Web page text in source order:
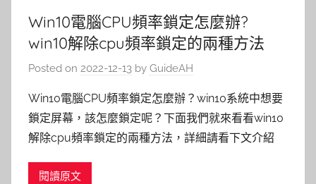
Win10電腦CPU頻率鎖定怎麼辦?
win10解除cpu頻率鎖定的兩種方法
Posted on 2022-12-13 by GuideAH
Win10電腦CPU頻率鎖定怎麼辦？win10系統中想要
鎖定屏幕，該怎麼鎖定呢？下面我們就來看看win10
解除cpu頻率鎖定的兩種方法，詳細請看下文介紹
閱讀原文